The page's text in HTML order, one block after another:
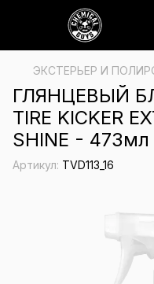
ЭКСТЕРЬЕР И
ГЛЯНЦЕВЫЙ
TIRE KICKER
SHINE - 473мл
Артикул: TVD113_16